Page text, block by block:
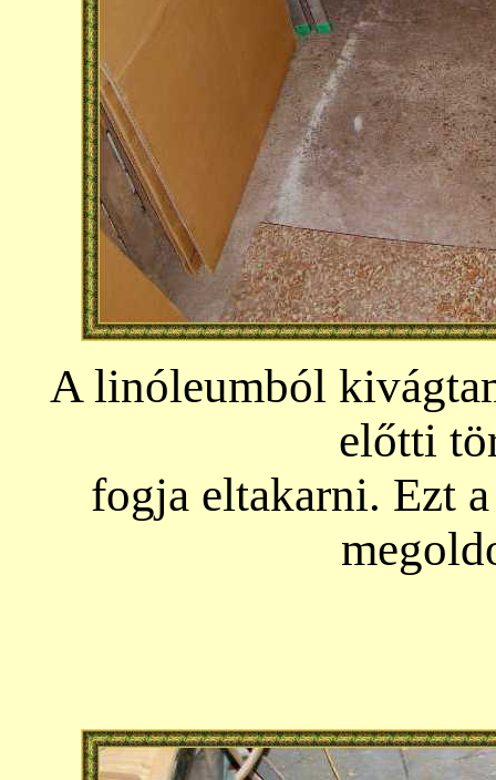
A linóleumból
előtti
fogja eltakarni. Ezt